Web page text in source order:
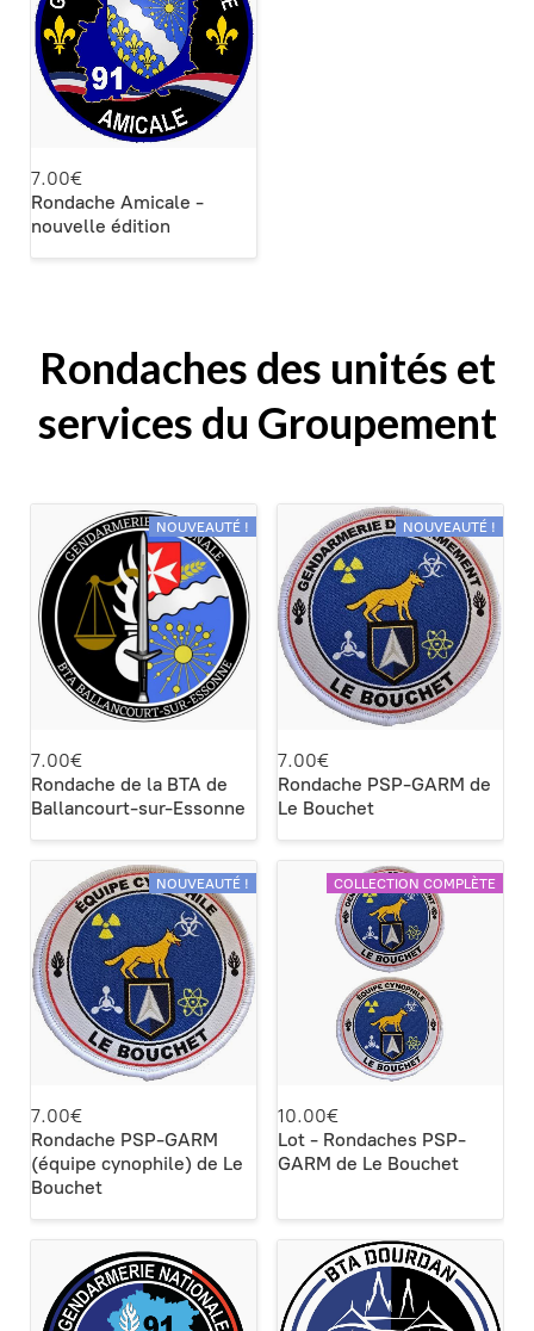
7.00€
Rondache Amicale -
nouvelle édition
Rondaches des unités et
services du Groupement
NOUVEAUTÉ !
7.00€
Rondache de la BTA de
Ballancourt-sur-Essonne
NOUVEAUTÉ !
7.00€
Rondache PSP-GARM de
Le Bouchet
NOUVEAUTÉ !
7.00€
Rondache PSP-GARM
(équipe cynophile) de Le
Bouchet
COLLECTION COMPLÈTE
10.00€
Lot - Rondaches PSP-
GARM de Le Bouchet